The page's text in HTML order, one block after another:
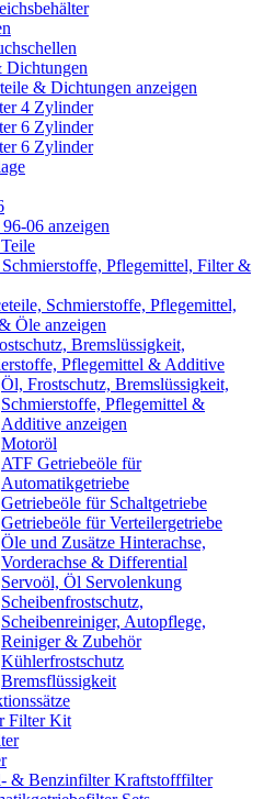
& Dichtungen anzeigen
4 Zylinder
6 Zylinder
6 Zylinder
06 anzeigen
Pflegemittel, Filter &
Schmierstoffe, Pflegemittel,
Öle anzeigen
Bremslüssigkeit,
Pflegemittel & Additive
Öl, Frostschutz, Bremslüssigkeit,
Schmierstoffe, Pflegemittel &
Additive anzeigen
Motoröl
ATF Getriebeöle für
Automatikgetriebe
Getriebeöle für Schaltgetriebe
Getriebeöle für Verteilergetriebe
Öle und Zusätze Hinterachse,
Vorderachse & Differential
Servoöl, Öl Servolenkung
Scheibenfrostschutz,
Scheibenreiniger, Autopflege,
Reiniger & Zubehör
Kühlerfrostschutz
Bremsflüssigkeit
Filter Kit
& Benzinfilter Kraftstofffilter